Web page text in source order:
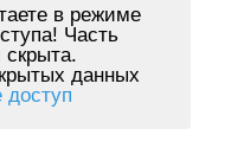
в режиме
Часть
данных
доступ